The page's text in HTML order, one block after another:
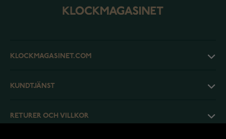
KLOCKMAGASINET.COM
KUNDTJÄNST
RETURER OCH VILLKOR